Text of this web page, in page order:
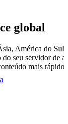
global
América do Sul
seu servidor de
mais rápido.